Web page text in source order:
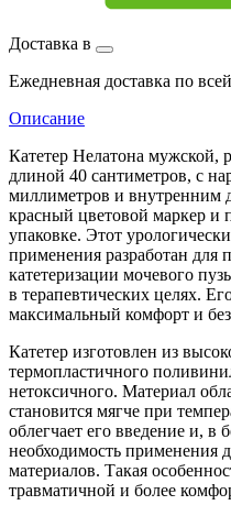
Доставка в
Ежедневная доставка по
Описание
Катетер Нелатона мужской,
длиной 40 сантиметров, с
миллиметров и внутренним
красный цветовой маркер и
упаковке. Этот
применения разработан для
катетеризации мочевого
в терапевтических целях.
максимальный комфорт и
Катетер изготовлен из
термопластичного
нетоксичного. Материал
становится мягче при
облегчает его введение и, в
необходимость применения
материалов. Такая
травматичной и более